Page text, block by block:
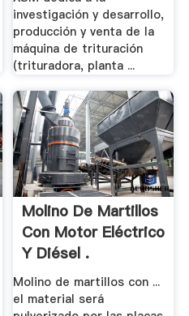
investigación y desarrollo,
producción y venta de la
máquina de trituración
(trituradora, planta ...
Molino De Martillos
Con Motor Eléctrico
Y Diésel .
Molino de martillos con ...
el material será